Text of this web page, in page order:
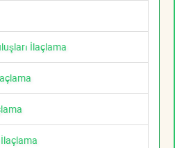
İlaçlama